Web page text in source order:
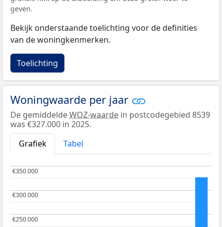
geven.
Bekijk onderstaande toelichting voor de definities
van de woningkenmerken.
Toelichting
Woningwaarde per jaar
De gemiddeldeWOZ-waarde in postcodegebied 8539
was €327.000 in 2025.
Grafiek
Tabel
€250.000
€250.000
€300.000
€300.000
€350.000
€350.000